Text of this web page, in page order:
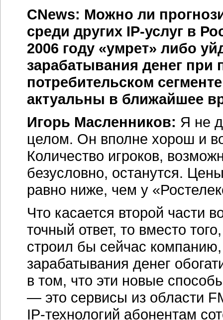
CNews: Можно ли
среди других IP-услуг в
2006 году «умрет» либо
зарабатывания денег при
потребительском
актуальны в ближайшее
Игорь Масленников: Я не
целом. Он вполне хорош и
Количество игроков,
безусловно, останутся.
равно ниже, чем у
Что касается второй части
точный ответ, то вместо
строил бы сейчас
зарабатывания денег
в том, что эти новые
— это сервисы из области
IP-технологий абонентам